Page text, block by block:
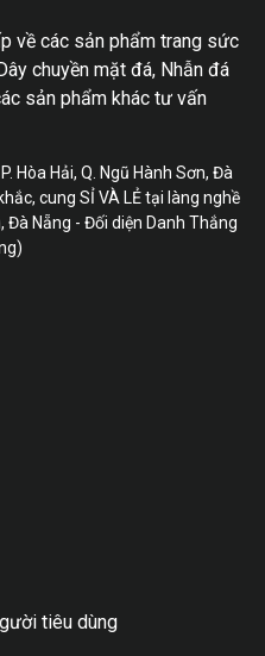
về các sản phẩm trang sức
chuyền mặt đá, Nhẫn đá
sản phẩm khác tư vấn
Hòa Hải, Q. Ngũ Hành Sơn, Đà
cung SỈ VÀ LẺ tại làng nghề
Đà Nẵng - Đối diện Danh Thắng
tiêu dùng